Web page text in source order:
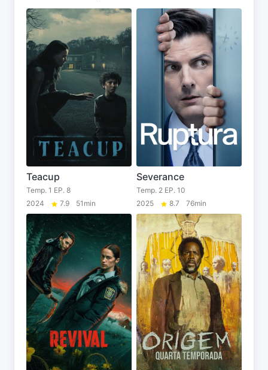
Teacup
Temp. 1 EP. 8
2024
7.9 51min
Severance
Temp. 2 EP. 10
2025
8.7 76min